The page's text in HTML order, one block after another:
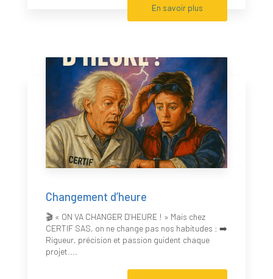
En savoir plus
Changement d’heure
🎬 « ON VA CHANGER D’HEURE ! » Mais chez
CERTIF SAS, on ne change pas nos habitudes : ➡️
Rigueur, précision et passion guident chaque
projet....